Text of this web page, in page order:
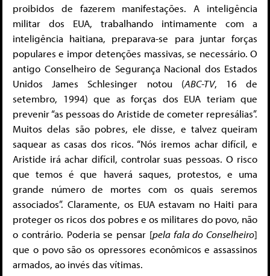
proibidos de fazerem manifestações. A inteligência
militar dos EUA, trabalhando intimamente com a
inteligência haitiana, preparava-se para juntar forças
populares e impor detenções massivas, se necessário. O
antigo Conselheiro de Segurança Nacional dos Estados
Unidos James Schlesinger notou (ABC-TV, 16 de
setembro, 1994) que as forças dos EUA teriam que
prevenir “as pessoas do Aristide de cometer represálias”.
Muitos delas são pobres, ele disse, e talvez queiram
saquear as casas dos ricos. “Nós iremos achar difícil, e
Aristide irá achar difícil, controlar suas pessoas. O risco
que temos é que haverá saques, protestos, e uma
grande número de mortes com os quais seremos
associados”. Claramente, os EUA estavam no Haiti para
proteger os ricos dos pobres e os militares do povo, não
o contrário. Poderia se pensar [pela fala do Conselheiro]
que o povo são os opressores econômicos e assassinos
armados, ao invés das vítimas.